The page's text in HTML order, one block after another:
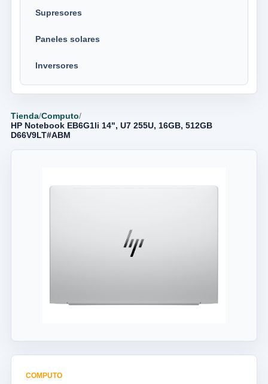
Supresores
Paneles solares
Inversores
Tienda/Computo/
HP Notebook EB6G1li 14", U7 255U, 16GB, 512GB
D66V9LT#ABM
COMPUTO